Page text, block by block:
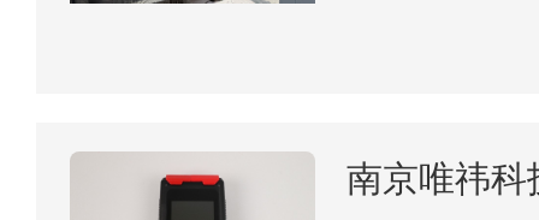
南京唯祎科